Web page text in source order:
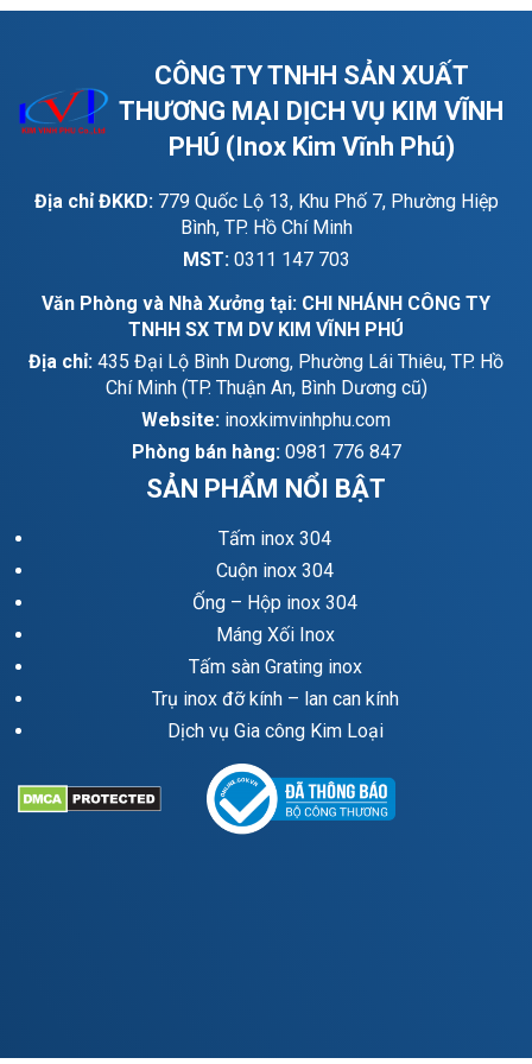
CÔNG TY TNHH SẢN XUẤT
THƯƠNG MẠI DỊCH VỤ KIM VĨNH
PHÚ (Inox Kim Vĩnh Phú)
Địa chỉ ĐKKD: 779 Quốc Lộ 13, Khu Phố 7, Phường Hiệp
Bình, TP. Hồ Chí Minh
MST: 0311 147 703
Văn Phòng và Nhà Xưởng tại: CHI NHÁNH CÔNG TY
TNHH SX TM DV KIM VĨNH PHÚ
Địa chỉ: 435 Đại Lộ Bình Dương, Phường Lái Thiêu, TP. Hồ
Chí Minh (TP. Thuận An, Bình Dương cũ)
Website: inoxkimvinhphu.com
Phòng bán hàng: 0981 776 847
SẢN PHẨM NỔI BẬT
Tấm inox 304
Cuộn inox 304
Ống – Hộp inox 304
Máng Xối Inox
Tấm sàn Grating inox
Trụ inox đỡ kính – lan can kính
Dịch vụ Gia công Kim Loại